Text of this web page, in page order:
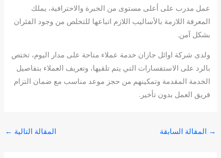
عمل مدرب على أعلى مستوى من الخبرة والاحترافية، يملك
المعرفة اللازمة بالأساليب اللازم اتباعها للتخلص من وجود الفئران
بشكل آمن.
ولدى شركة اوائل جازان خدمة عملاء متاحة على مدار اليوم، تختص
بالرد على الاستفسارات التي يتم تلقيها، وتعريف العملاء بتفاصيل
الخدمة المقدمة وتمكينهم من حجز موعد مناسب مع ضمان التزام
فريق العمل بدون تأخير.
→ المقالة السابقة المقالة التالية ←